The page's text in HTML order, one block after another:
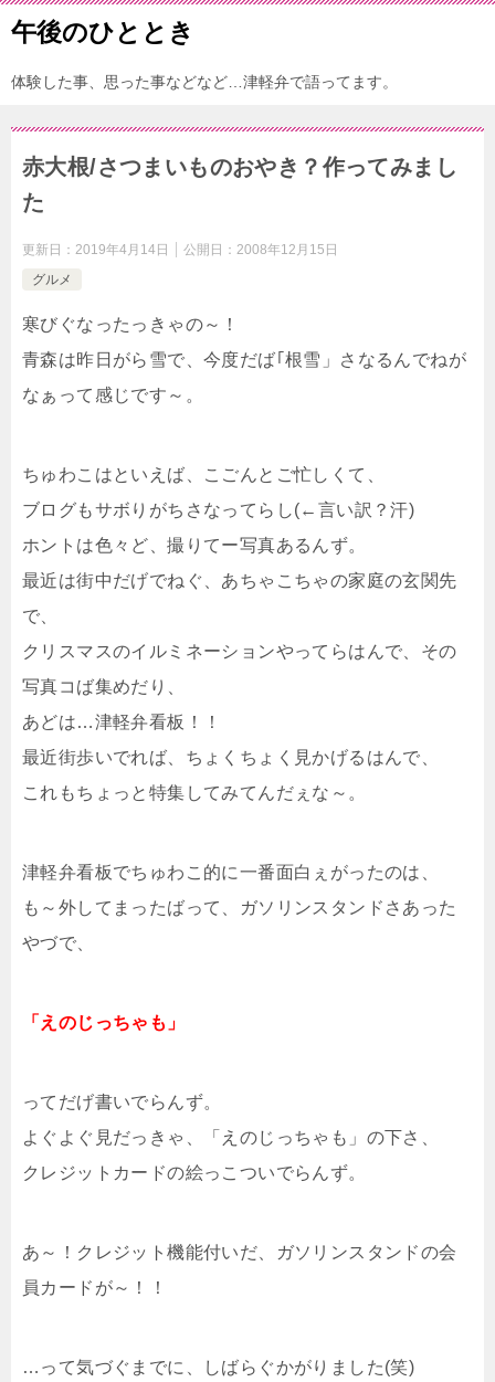
午後のひととき
体験した事、思った事などなど…津軽弁で語ってます。
赤大根/さつまいものおやき？作ってみまし
た
更新日： 2019年4月14日 公開日： 2008年12月15日
グルメ
寒びぐなったっきゃの～！
青森は昨日がら雪で、今度だば｢根雪」さなるんでねが
なぁって感じです～。
ちゅわこはといえば、こごんとご忙しくて、
ブログもサボりがちさなってらし(←言い訳？汗)
ホントは色々ど、撮りてー写真あるんず。
最近は街中だげでねぐ、あちゃこちゃの家庭の玄関先
で、
クリスマスのイルミネーションやってらはんで、その
写真コば集めだり、
あどは…津軽弁看板！！
最近街歩いでれば、ちょくちょく見かげるはんで、
これもちょっと特集してみてんだぇな～。
津軽弁看板でちゅわこ的に一番面白ぇがったのは、
も～外してまったばって、ガソリンスタンドさあった
やづで、
「えのじっちゃも」
ってだげ書いでらんず。
よぐよぐ見だっきゃ、「えのじっちゃも」の下さ、
クレジットカードの絵っこついでらんず。
あ～！クレジット機能付いだ、ガソリンスタンドの会
員カードが～！！
…って気づぐまでに、しばらぐかがりました(笑)